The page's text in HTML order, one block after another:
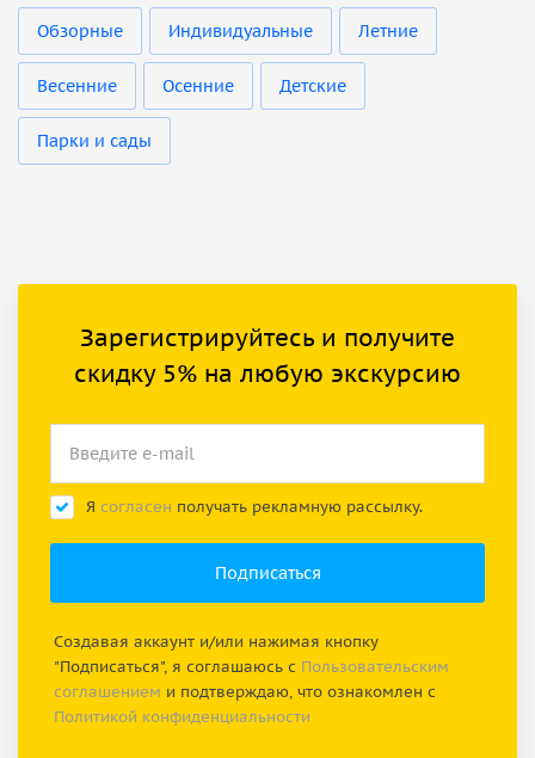
Обзорные Индивидуальные Летние
Весенние Осенние Детские
Парки и сады
Зарегистрируйтесь и получите
скидку 5% на любую экскурсию
Я согласен получать рекламную рассылку.
Создавая аккаунт и/или нажимая кнопку
"Подписаться", я соглашаюсь с Пользовательским
соглашением и подтверждаю, что ознакомлен с
Политикой конфиденциальности